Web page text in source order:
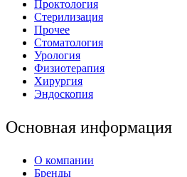
Проктология
Стерилизация
Прочее
Стоматология
Урология
Физиотерапия
Хирургия
Эндоскопия
Основная информация
О компании
Бренды